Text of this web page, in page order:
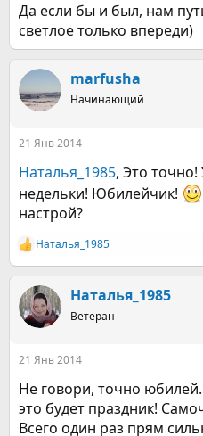
Да если бы и был, нам
светлое только впереди)
marfusha
Начинающий
21 Янв 2014
Наталья_1985, Это точно!
недельки! Юбилейчик!
настрой?
Р
е
к
ц
и
Наталья_1985
Наталья_1985
Ветеран
21 Янв 2014
Не говори, точно
это будет праздник!
Всего один раз прям